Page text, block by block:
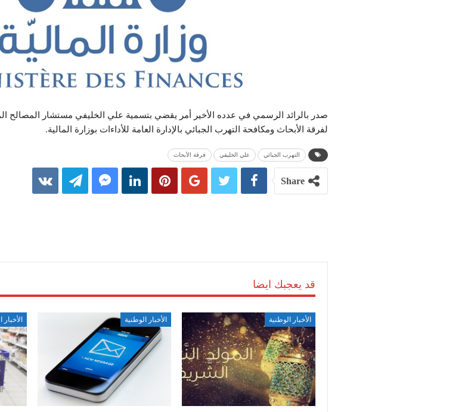
صدر بالرائد الرسمي في عدده الأخير أمر يقضي بتسمية علي الخليفي مستشار المصالح
لفرقة الأبحاث ومكافحة التهرب الجبائي بالإدارة العامة للأداءات بوزارة المالية.
التهرب الجبائي علي الخليفي فرقة الأبحاث
Share
قد يعجبك ايضا
الأخبار الوطنية الأخبار الوطنية